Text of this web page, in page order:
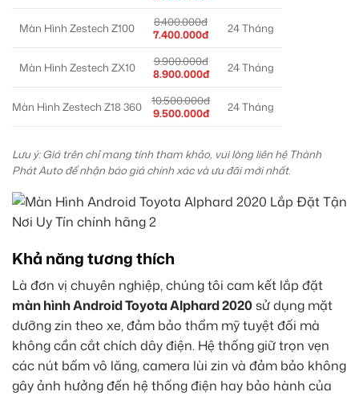
Màn Hình Zestech Z100
8.400.000đ
7.400.000đ
24 Tháng
Màn Hình Zestech ZX10
9.900.000đ
8.900.000đ
24 Tháng
Màn Hình Zestech Z18 360
10.500.000đ
9.500.000đ
24 Tháng
Lưu ý: Giá trên chỉ mang tính tham khảo, vui lòng liên hệ Thành
Phát Auto để nhận báo giá chính xác và ưu đãi mới nhất.
Khả năng tương thích
Là đơn vị chuyên nghiệp, chúng tôi cam kết lắp đặt
màn hình Android Toyota Alphard 2020sử dụng mặt
dưỡng zin theo xe, đảm bảo thẩm mỹ tuyệt đối mà
không cần cắt chích dây điện. Hệ thống giữ trọn vẹn
các nút bấm vô lăng, camera lùi zin và đảm bảo không
gây ảnh hưởng đến hệ thống điện hay bảo hành của